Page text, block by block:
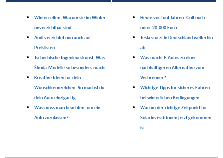
Winterreifen: Warum sie im Winter
unverzichtbar sind
Audi verzichtet nun auch auf
Preislisten
Tschechische Ingenieurskunst: Was
Škoda-Modelle so besonders macht
Kreative Ideen für dein
Wunschkennzeichen: So machst du
dein Auto einzigartig
Was muss man beachten, um ein
Auto zuzulassen?
Heute vor fünf Jahren: Golf noch
unter 20.000 Euro
Tesla stürzt in Deutschland weiterhin
ab
Was macht E-Autos zu einer
nachhaltigeren Alternative zum
Verbrenner?
Wichtige Tipps für sicheres Fahren
bei winterlichen Bedingungen
Warum der richtige Zeitpunkt für
Solarinvestitionen jetzt gekommen
ist